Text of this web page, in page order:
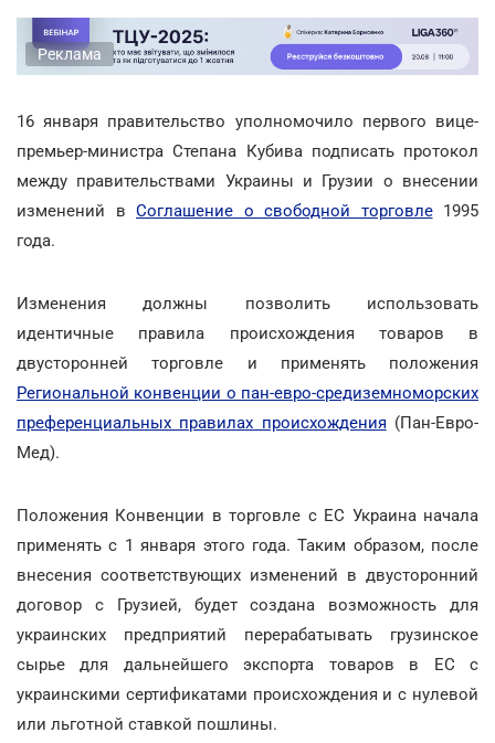
Реклама
16 января правительство уполномочило первого вице-
премьер-министра Степана Кубива подписать протокол
между правительствами Украины и Грузии о внесении
изменений в Соглашение о свободной торговле1995
года.
Изменения должны позволить использовать
идентичные правила происхождения товаров в
двусторонней торговле и применять положения
Региональной конвенции о пан-евро-средиземноморских
преференциальных правилах происхождения (Пан-Евро-
Мед).
Положения Конвенции в торговле с ЕС Украина начала
применять с 1 января этого года. Таким образом, после
внесения соответствующих изменений в двусторонний
договор с Грузией, будет создана возможность для
украинских предприятий перерабатывать грузинское
сырье для дальнейшего экспорта товаров в ЕС с
украинскими сертификатами происхождения и с нулевой
или льготной ставкой пошлины.